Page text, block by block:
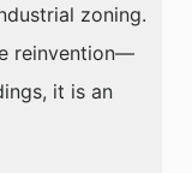
zoning.
reinvention—
it is an